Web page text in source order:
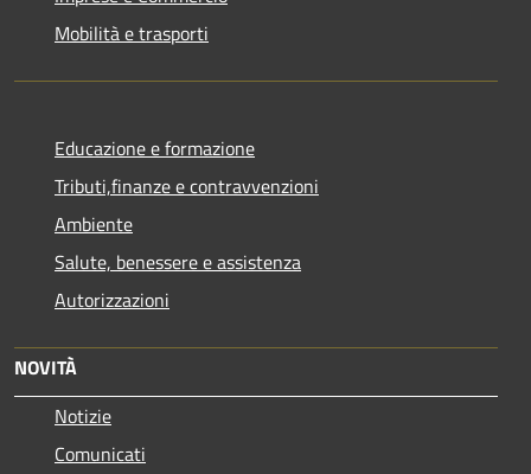
Mobilità e trasporti
Educazione e formazione
Tributi,finanze e contravvenzioni
Ambiente
Salute, benessere e assistenza
Autorizzazioni
NOVITÀ
Notizie
Comunicati